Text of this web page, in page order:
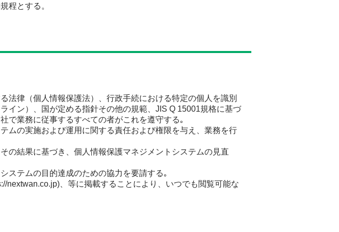
程とする。
法律（個人情報保護法）、行政手続における特定の個人を識別
イン）、国が定める指針その他の規範、JIS Q 15001規格に基づ
で業務に従事するすべての者がこれを遵守する｡
ムの実施および運用に関する責任および権限を与え、業務を行
の結果に基づき、個人情報保護マネジメントシステムの見直
ステムの目的達成のための協力を要請する｡
nextwan.co.jp)、等に掲載することにより、いつでも閲覧可能な